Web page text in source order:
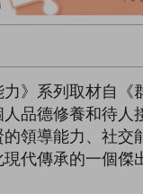
力》系列取材自
品德修養和待人
領導能力、社交
代傳承的一個傑